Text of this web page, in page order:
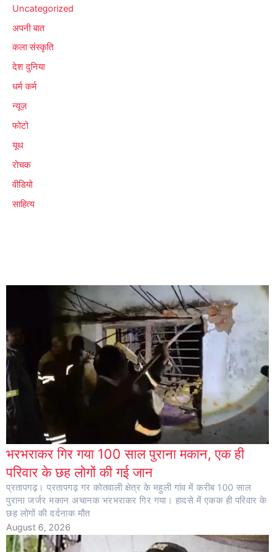
Uncategorized
अपनी बात
कला संस्कृति
देश दुनिया
धर्म कर्म
न्यूज़
फोटो
यूथ
रोचक
वीडियो
साहित्य
भरभराकर गिर गया 100 साल पुराना मकान, एक ही
परिवार के छह लोगों की गई जान
प्रतापगढ़। प्रतापगढ़ गर कोतवाली क्षेत्र के महुली गांव में करीब 100 साल
पुराना जर्जर मकान अचानक भरभराकर गिर गया। हादसे में एकक ही परिवार के
छह लोगों की दर्दनाक मौत
August 6, 2026